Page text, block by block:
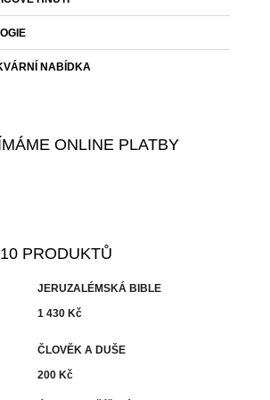
NABÍDKA
ONLINE PLATBY
PRODUKTŮ
JERUZALÉMSKÁ BIBLE
1 430 Kč
ČLOVĚK A DUŠE
200 Kč